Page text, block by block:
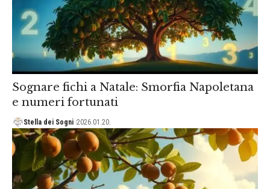
Sognare fichi a Natale: Smorfia Napoletana
e numeri fortunati
Stella dei Sogni 2026.01.20.